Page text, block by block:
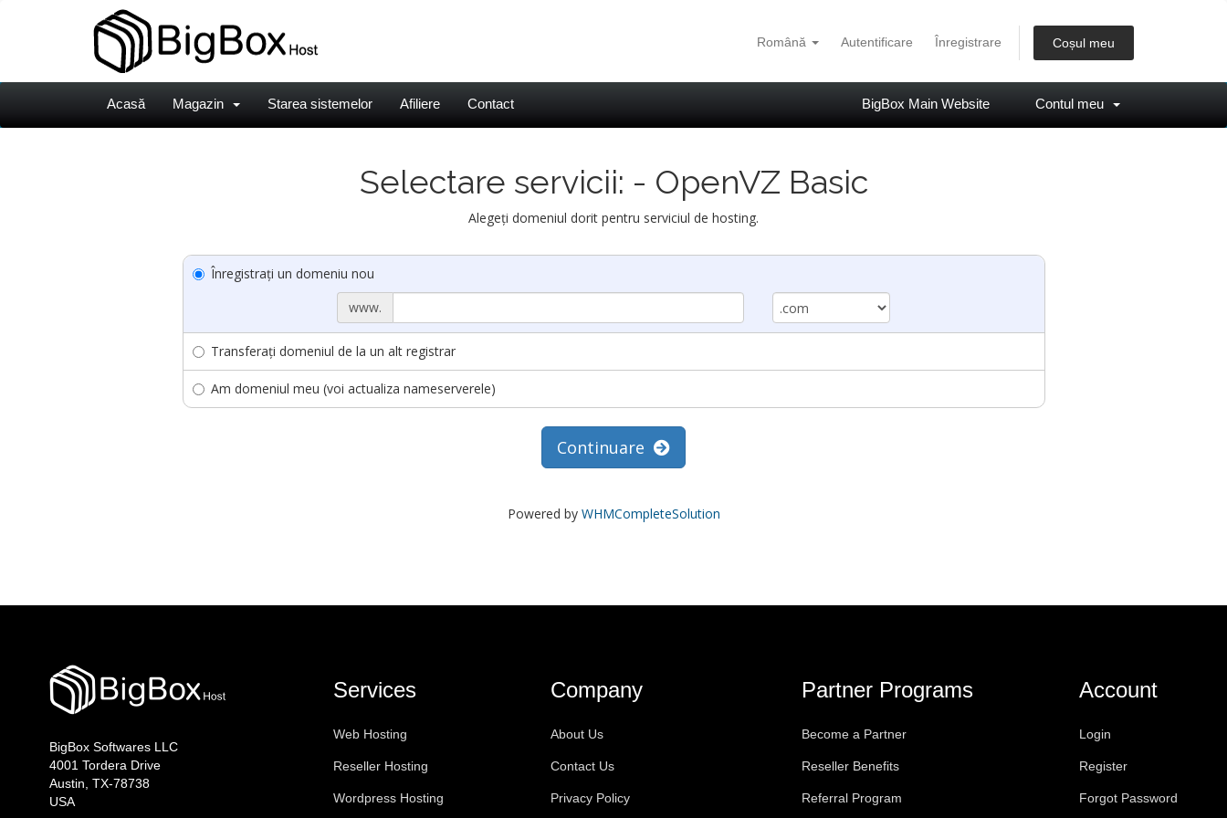
Română Autentificare Înregistrare Coșul meu
Acasă Magazin Starea sistemelor Afiliere Contact BigBox Main Website Contul meu
Selectare servicii: - OpenVZ Basic
Alegeți domeniul dorit pentru serviciul de hosting.
Înregistrați un domeniu nou
www.
Transferați domeniul de la un alt registrar
Am domeniul meu (voi actualiza nameserverele)
Continuare
Powered by WHMCompleteSolution
BigBox Softwares LLC
4001 Tordera Drive
Austin, TX-78738
USA
Services
Web Hosting
Reseller Hosting
Wordpress Hosting
Company
About Us
Contact Us
Privacy Policy
Partner Programs
Become a Partner
Reseller Benefits
Referral Program
Account
Login
Register
Forgot Password